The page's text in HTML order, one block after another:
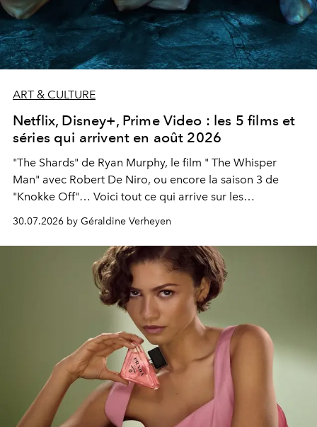
ART & CULTURE
Netflix, Disney+, Prime Video : les 5 films et
séries qui arrivent en août 2026
"The Shards" de Ryan Murphy, le film " The Whisper
Man" avec Robert De Niro, ou encore la saison 3 de
"Knokke Off"… Voici tout ce qui arrive sur les
30.07.2026 by Géraldine Verheyen